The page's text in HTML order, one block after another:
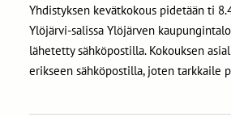
Yhdistyksen kevätkokous pidetään ti
Ylöjärvi-salissa Ylöjärven
lähetetty sähköpostilla. Kokouksen
erikseen sähköpostilla, joten tarkkaile